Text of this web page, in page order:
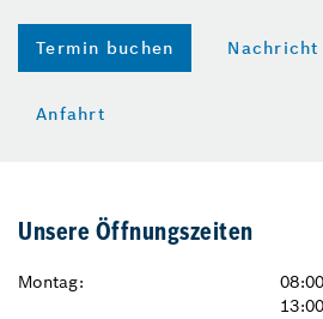
Termin buchen
Anfahrt
Unsere Öffnungszeiten
Montag: